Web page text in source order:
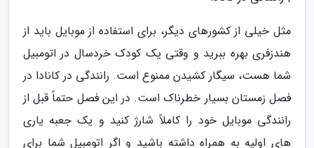
مثل خیلی از کشورهای دیگر، برای استفاده از موبایل باید از
هندزفری بهره ببرید و وقتی یک کودک خردسال در اتومبیل
شما هست، سیگار کشیدن ممنوع است. رانندگی در کانادا در
فصل زمستان بسیار خطرناک است. در این فصل حتماً قبل از
رانندگی موبایل خود را کاملاً شارژ کنید و یک جعبه یاری
های اولیه به همراه داشته باشید و اگر اتومبیل شما برای